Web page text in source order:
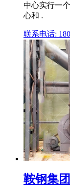
中心实行一
心和 .
联系电话:
鞍钢集